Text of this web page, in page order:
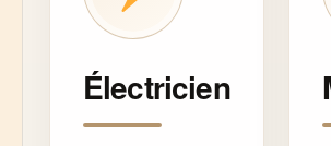
Électricien